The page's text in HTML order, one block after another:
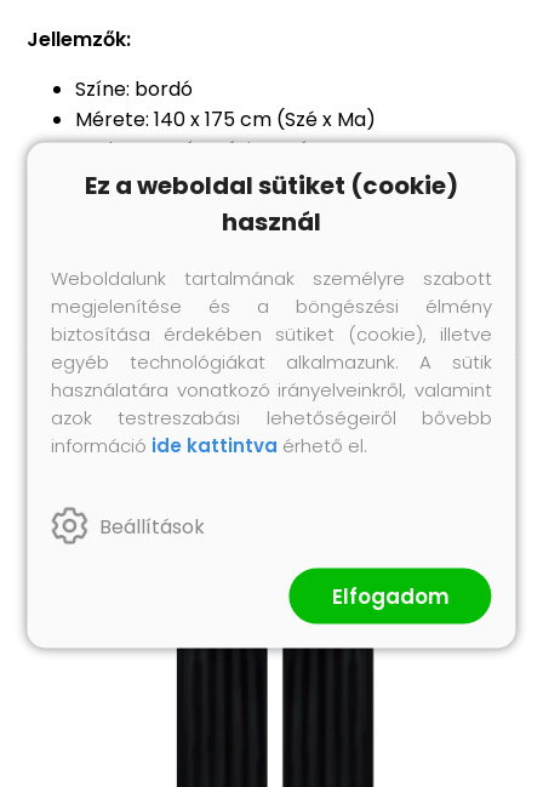
Jellemzők:
Színe: bordó
Mérete: 140 x 175 cm (Szé x Ma)
Karbantartás: Kézi mosás
Tűzött és karikákkal ellátott
Csomag tartalma 2 db függöny és 2
Anyag: Poliészter: 100%
Hasonló termékek
Ez a weboldal sütiket (cookie)
használ
Weboldalunk tartalmának személyre szabott
megjelenítése és a böngészési élmény
biztosítása érdekében sütiket (cookie), illetve
egyéb technológiákat alkalmazunk. A sütik
használatára vonatkozó irányelveinkről, valamint
azok testreszabási lehetőségeiről bővebb
információ ide kattintva érhető el.
Beállítások
Elfogadom